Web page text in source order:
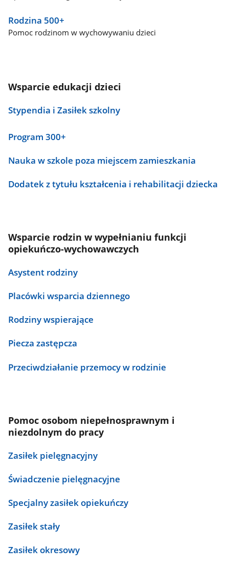
Rodzina 500+
Pomoc rodzinom w wychowywaniu dzieci
Wsparcie edukacji dzieci
Stypendia i Zasiłek szkolny
Program 300+
Nauka w szkole poza miejscem zamieszkania
Dodatek z tytułu kształcenia i rehabilitacji dziecka
Wsparcie rodzin w wypełnianiu funkcji
opiekuńczo-wychowawczych
Asystent rodziny
Placówki wsparcia dziennego
Rodziny wspierające
Piecza zastępcza
Przeciwdziałanie przemocy w rodzinie
Pomoc osobom niepełnosprawnym i
niezdolnym do pracy
Zasiłek pielęgnacyjny
Świadczenie pielęgnacyjne
Specjalny zasiłek opiekuńczy
Zasiłek stały
Zasiłek okresowy